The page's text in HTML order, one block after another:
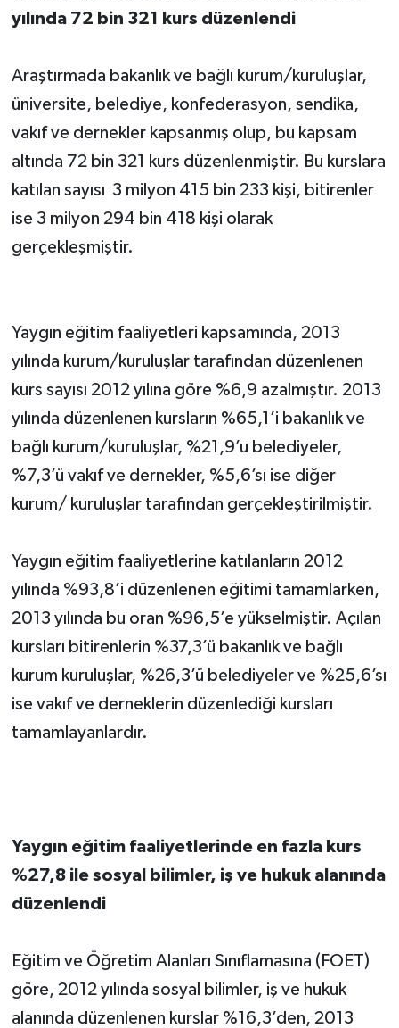
yılında 72 bin 321 kurs düzenlendi
Araştırmada bakanlık ve bağlı kurum/kuruluşlar,
üniversite, belediye, konfederasyon, sendika,
vakıf ve dernekler kapsanmış olup, bu kapsam
altında 72 bin 321 kurs düzenlenmiştir. Bu kurslara
katılan sayısı 3 milyon 415 bin 233 kişi, bitirenler
ise 3 milyon 294 bin 418 kişi olarak
gerçekleşmiştir.
Yaygın eğitim faaliyetleri kapsamında, 2013
yılında kurum/kuruluşlar tarafından düzenlenen
kurs sayısı 2012 yılına göre %6,9 azalmıştır. 2013
yılında düzenlenen kursların %65,1’i bakanlık ve
bağlı kurum/kuruluşlar, %21,9’u belediyeler,
%7,3’ü vakıf ve dernekler, %5,6’sı ise diğer
kurum/ kuruluşlar tarafından gerçekleştirilmiştir.
Yaygın eğitim faaliyetlerine katılanların 2012
yılında %93,8’i düzenlenen eğitimi tamamlarken,
2013 yılında bu oran %96,5’e yükselmiştir. Açılan
kursları bitirenlerin %37,3’ü bakanlık ve bağlı
kurum kuruluşlar, %26,3’ü belediyeler ve %25,6’sı
ise vakıf ve derneklerin düzenlediği kursları
tamamlayanlardır.
Yaygın eğitim faaliyetlerinde en fazla kurs
%27,8 ile sosyal bilimler, iş ve hukuk alanında
düzenlendi
Eğitim ve Öğretim Alanları Sınıflamasına (FOET)
göre, 2012 yılında sosyal bilimler, iş ve hukuk
alanında düzenlenen kurslar %16,3’den, 2013